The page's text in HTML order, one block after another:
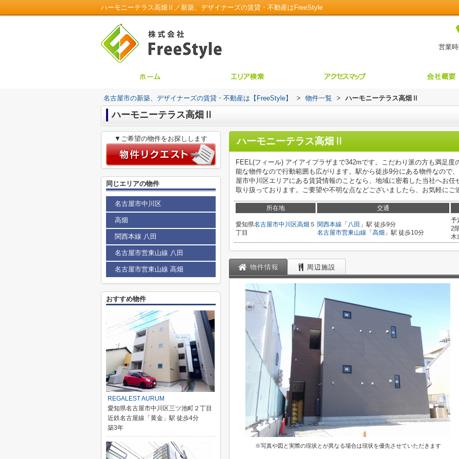
ハーモニーテラス高畑Ⅱ／新築、デザイナーズの賃貸・不動産はFreeStyle
営業
名古屋市の新築、デザイナーズの賃貸・不動産は【FreeStyle】 > 物件一覧 > ハーモニーテラス高畑Ⅱ
ハーモニーテラス高畑Ⅱ
ハーモニーテラス高畑Ⅱ
FEEL(フィール) アイアイプラザまで342mです。こだわり派の方も満足
能な物件なので行動範囲も広がります。駅から徒歩9分にある物件なので
屋市中川区エリアにある賃貸情報のことなら、地域に密着した当社へお
取り扱っております。ご要望や不明な点などございましたら、お気軽にご
所在地 交通
愛知県名古屋市中川区高畑 ５
丁目
関西本線 「 八田 」駅 徒歩9分
名古屋市営東山線 「 高畑 」駅 徒歩10分
予
2
木
物件情報 周辺施設
※写真や図と実際の現状とが異なる場合は現状を優先させていただきます
▼ご希望の物件をお探しします
同じエリアの物件
名古屋市中川区
高畑
関西本線 八田
名古屋市営東山線 八田
名古屋市営東山線 高畑
おすすめ物件
REGALEST AURUM
愛知県名古屋市中川区三ツ池町２丁目
近鉄名古屋線「黄金」駅 徒歩4分
築3年